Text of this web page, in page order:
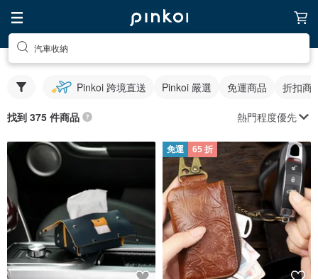
汽車收納
Pinkoi 跨境直送 Pinkoi 嚴選 免運商品 折扣商
找到 375 件商品 熱門程度優先
免運 65 折